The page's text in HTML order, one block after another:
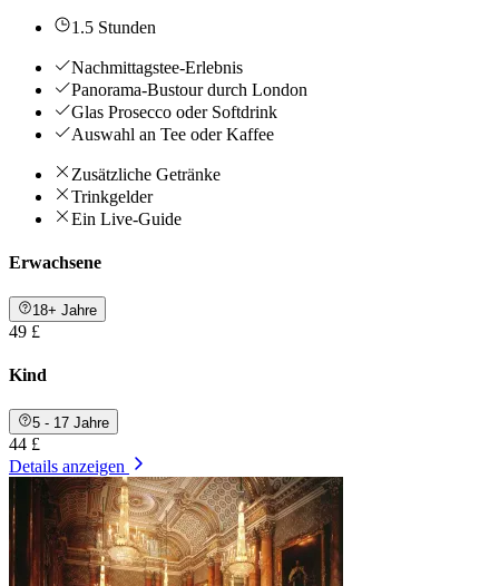
1.5 Stunden
Nachmittagstee-Erlebnis
Panorama-Bustour durch London
Glas Prosecco oder Softdrink
Auswahl an Tee oder Kaffee
Zusätzliche Getränke
Trinkgelder
Ein Live-Guide
Erwachsene
18+ Jahre
49 £
Kind
5 - 17 Jahre
44 £
Details anzeigen